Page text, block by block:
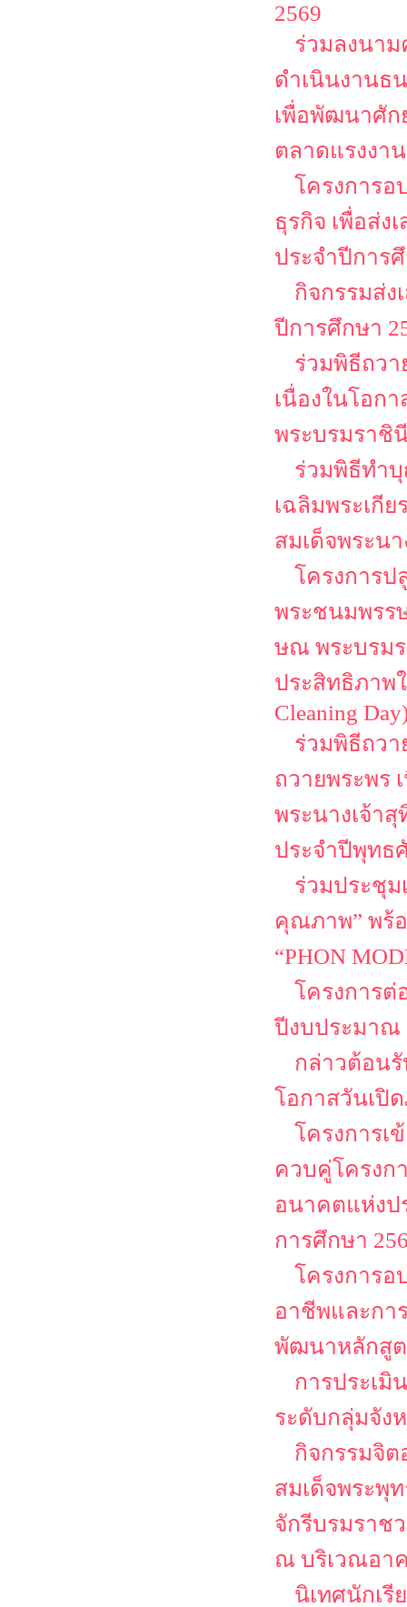
2569
ร่วมลงนาม
ดำเนินงานธ
เพื่อพัฒนาศัก
ตลาดแรงงา
โครงการอ
ธุรกิจ เพื่อส่
ประจำปีการ
กิจกรรมส่ง
ปีการศึกษา
ร่วมพิธีถว
เนื่องในโอก
พระบรมราชิ
ร่วมพิธีทำ
เฉลิมพระเกี
สมเด็จพระน
โครงการป
พระชนมพรร
ษณ พระบรม
ประสิทธิภาพ
Cleaning
ร่วมพิธีถวา
ถวายพระพร
พระนางเจ้า
ประจำปีพุทธ
ร่วมประชุม
คุณภาพ” พร้
“PHON
โครงการ
ปีงบประมาณ
กล่าวต้อน
โอกาสวันเปิ
โครงการเ
ควบคู่โครงก
อนาคตแห่งป
การศึกษา
โครงการ
อาชีพและกา
พัฒนาหลักสูต
การประเมิ
ระดับกลุ่มจัง
กิจกรรมจิต
สมเด็จพระพุ
จักรีบรมราช
ณ บริเวณอา
นิเทศนักเ